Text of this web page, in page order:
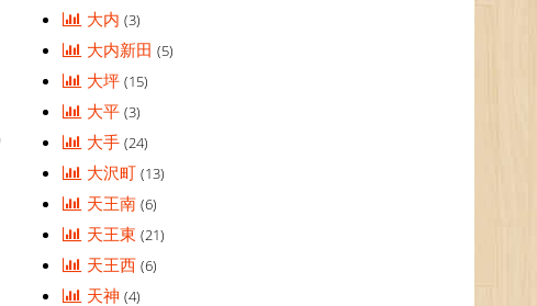
大内(3)
大内新田(5)
大坪(15)
大平(3)
大手(24)
大沢町(13)
天王南(6)
天王東(21)
天王西(6)
天神(4)